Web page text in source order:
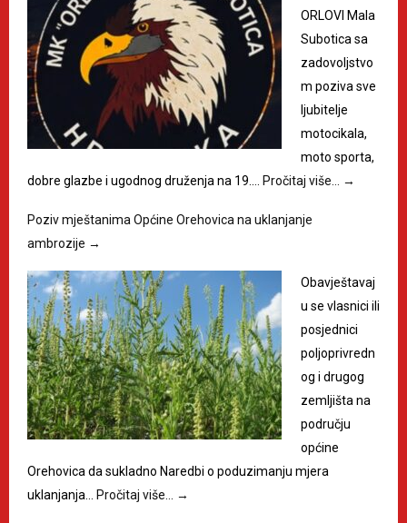
ORLOVI Mala
Subotica sa
zadovoljstvo
m poziva sve
ljubitelje
motocikala,
moto sporta,
dobre glazbe i ugodnog druženja na 19.…
Pročitaj više… →
Poziv mještanima Općine Orehovica na uklanjanje
ambrozije →
Obavještavaj
u se vlasnici ili
posjednici
poljoprivredn
og i drugog
zemljišta na
području
općine
Orehovica da sukladno Naredbi o poduzimanju mjera
uklanjanja…
Pročitaj više… →